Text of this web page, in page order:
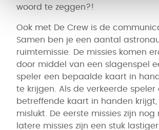
woord te zeggen?!
Ook met De Crew is de
Samen ben je een aantal
ruimtemissie. De missies komen
door middel van een slagenspel
speler een bepaalde kaart in
te krijgen. Als de verkeerde speler
betreffende kaart in handen krijgt,
mislukt. De eerste missies zijn nog
latere missies zijn een stuk